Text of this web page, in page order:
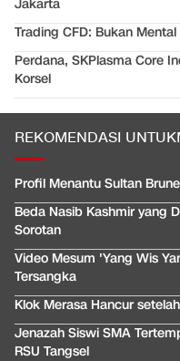
Jakarta
Trading CFD: Bukan
Perdana, SKPlasma Core
Korsel
REKOMENDASI
Profil Menantu Sultan
Beda Nasib Kashmir yang
Sorotan
Video Mesum 'Yang Wis
Tersangka
Klok Merasa Hancur
Jenazah Siswi SMA
RSU Tangsel